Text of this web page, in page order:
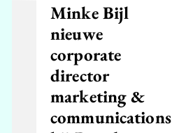
Minke Bijl
nieuwe
corporate
director
marketing &
communications